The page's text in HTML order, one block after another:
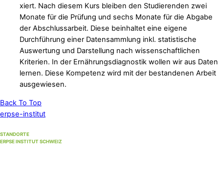
xiert. Nach diesem Kurs bleiben den Studierenden zwei
Monate für die Prüfung und sechs Monate für die Abgabe
der Abschlussarbeit. Diese beinhaltet eine eigene
Durchführung einer Datensammlung inkl. statistische
Auswertung und Darstellung nach wissenschaftlichen
Kriterien. In der Ernährungsdiagnostik wollen wir aus Daten
lernen. Diese Kompetenz wird mit der bestandenen Arbeit
ausgewiesen.
Back To Top
erpse-institut
STANDORTE
ERPSE INSTITUT SCHWEIZ